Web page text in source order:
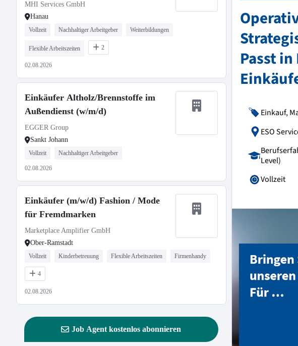
MHI Services GmbH
Hanau
Vollzeit Nachhaltiger Arbeitgeber Weiterbildungen
Flexible Arbeitszeiten 2
02.08.2026
Einkäufer Altholz/Brennstoffe im
Außendienst (w/m/d)
EGGER Group
Sankt Johann
Vollzeit Nachhaltiger Arbeitgeber
02.08.2026
Einkäufer (m/w/d) Fashion / Mode
für Fremdmarken
Marketplace Amplifier GmbH
Ober-Ramstadt
Vollzeit Kinderbetreuung Flexible Arbeitszeiten Firmenhandy
4
02.08.2026
Job Agent kostenlos abonnieren